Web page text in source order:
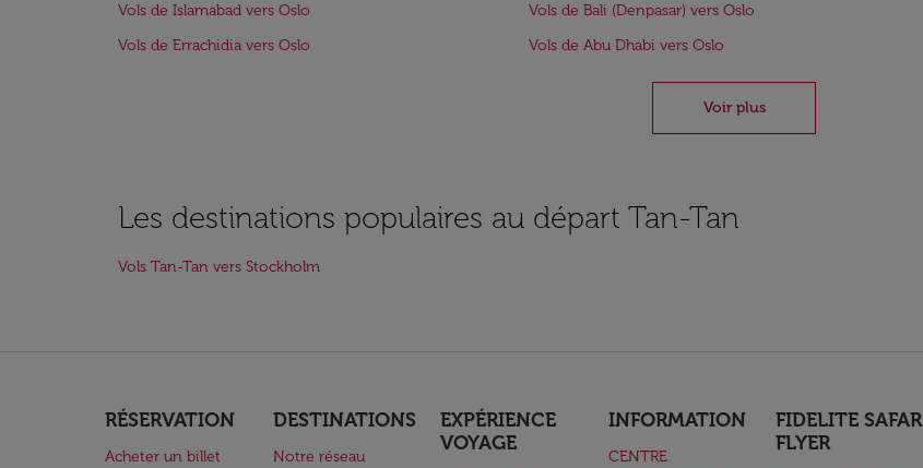
Vols de Islamabad vers Oslo
Vols de Bali (Denpasar) vers Oslo
Vols de Errachidia vers Oslo
Vols de Abu Dhabi vers Oslo
Voir plus
Les destinations populaires au départ Tan-Tan
Vols Tan-Tan vers Stockholm
RÉSERVATION
Acheter un billet
DESTINATIONS
Notre réseau
EXPÉRIENCE
VOYAGE
INFORMATION
CENTRE
FIDELITE SAFAR
FLYER